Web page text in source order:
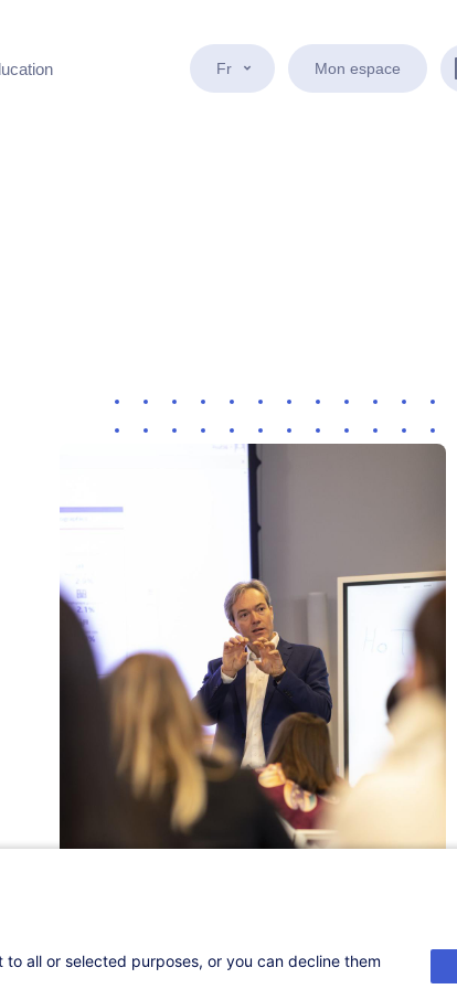
Fr Mon espace
all or selected purposes, or you can decline them